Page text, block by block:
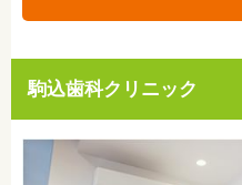
駒込歯科クリニック